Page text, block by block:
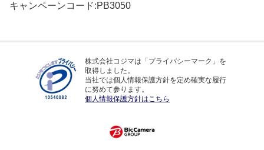
キャンペーンコード:PB3050
株式会社コジマは「プライバシーマーク」を
取得しました。
当社では個人情報保護方針を定め確実な履行
に努めて参ります。
個人情報保護方針はこちら